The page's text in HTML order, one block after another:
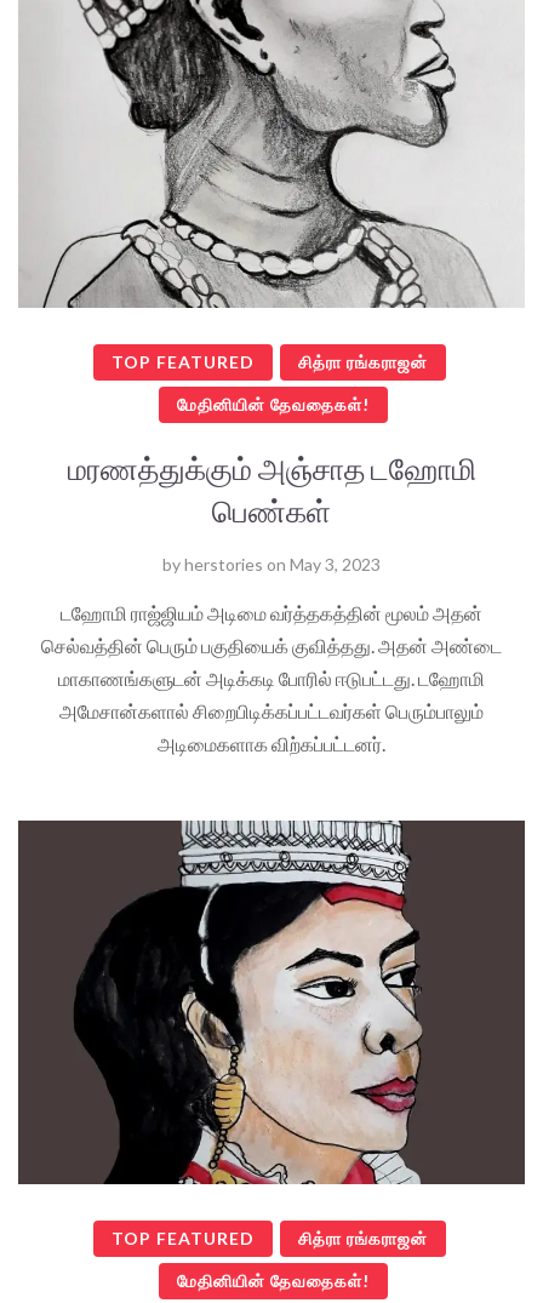
TOP FEATURED சித்ரா ரங்கராஜன்
மேதினியின் தேவதைகள்!
மரணத்துக்கும் அஞ்சாத டஹோமி
பெண்கள்
byherstories on May 3, 2023
டஹோமி ராஜ்ஜியம் அடிமை வர்த்தகத்தின் மூலம் அதன்
செல்வத்தின் பெரும் பகுதியைக் குவித்தது. அதன் அண்டை
மாகாணங்களுடன் அடிக்கடி போரில் ஈடுபட்டது. டஹோமி
அமேசான்களால் சிறைபிடிக்கப்பட்டவர்கள் பெரும்பாலும்
அடிமைகளாக விற்கப்பட்டனர்.
TOP FEATURED சித்ரா ரங்கராஜன்
மேதினியின் தேவதைகள்!